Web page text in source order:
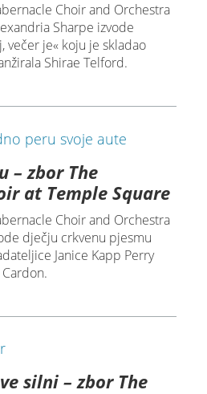
Choir and Orchestra
Sharpe izvode
večer je« koju je skladao
Shirae Telford.
– zbor The
at Temple Square
Choir and Orchestra
dječju crkvenu pjesmu
Janice Kapp Perry
silni – zbor The